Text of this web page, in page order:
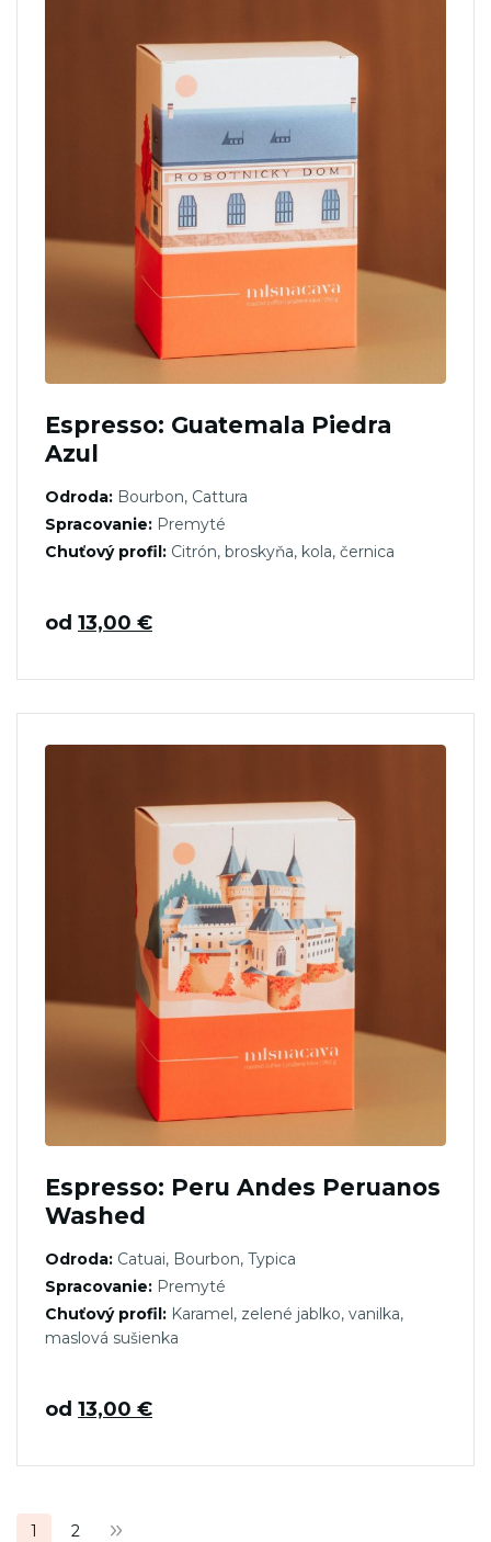
Espresso: Guatemala Piedra
Azul
Odroda: Bourbon, Cattura
Spracovanie: Premyté
Chuťový profil: Citrón, broskyňa, kola, černica
od 13,00 €
Espresso: Peru Andes Peruanos
Washed
Odroda: Catuai, Bourbon, Typica
Spracovanie: Premyté
Chuťový profil: Karamel, zelené jablko, vanilka,
maslová sušienka
od 13,00 €
1 2